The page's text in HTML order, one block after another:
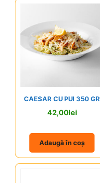
CAESAR CU PUI 350 GR
42,00lei
Adaugă în coș